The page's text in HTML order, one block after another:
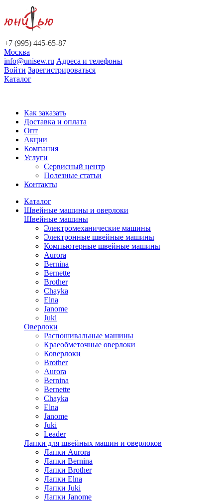
+7 (995) 445-65-87
Москва
info@unisew.ru Адреса и телефоны
Войти Зарегистрироваться
Каталог
Как заказать
Доставка и оплата
Опт
Акции
Компания
Услуги
Сервисный центр
Полезные статьи
Контакты
Каталог
Швейные машины и оверлоки
Швейные машины
Электромеханические машины
Электронные швейные машины
Компьютерные швейные машины
Aurora
Bernina
Bernette
Brother
Chayka
Elna
Janome
Juki
Оверлоки
Распошивальные машины
Краеобметочные оверлоки
Коверлоки
Brother
Aurora
Bernina
Bernette
Chayka
Elna
Janome
Juki
Leader
Лапки для швейных машин и оверлоков
Лапки Aurora
Лапки Bernina
Лапки Brother
Лапки Elna
Лапки Juki
Лапки Janome